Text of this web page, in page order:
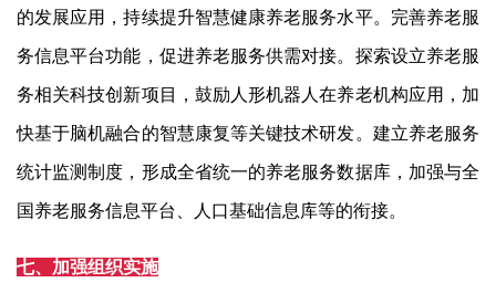
的发展应用，持续提升智慧健康养老服务水平。完善养老服
务信息平台功能，促进养老服务供需对接。探索设立养老服
务相关科技创新项目，鼓励人形机器人在养老机构应用，加
快基于脑机融合的智慧康复等关键技术研发。建立养老服务
统计监测制度，形成全省统一的养老服务数据库，加强与全
国养老服务信息平台、人口基础信息库等的衔接。
七、加强组织实施